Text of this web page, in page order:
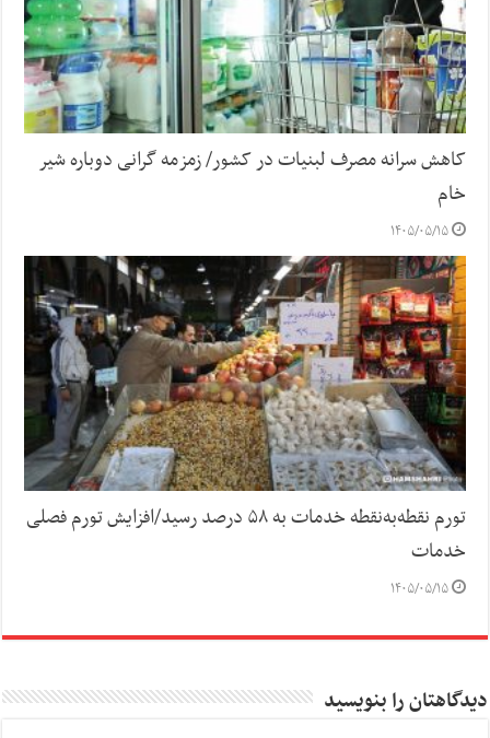
کاهش سرانه مصرف لبنیات در کشور/ زمزمه گرانی دوباره شیر
خام
۱۴۰۵/۰۵/۱۵
تورم نقطه‌به‌نقطه خدمات به ۵۸ درصد رسید/افزایش تورم فصلی
خدمات
۱۴۰۵/۰۵/۱۵
دیدگاهتان را بنویسید